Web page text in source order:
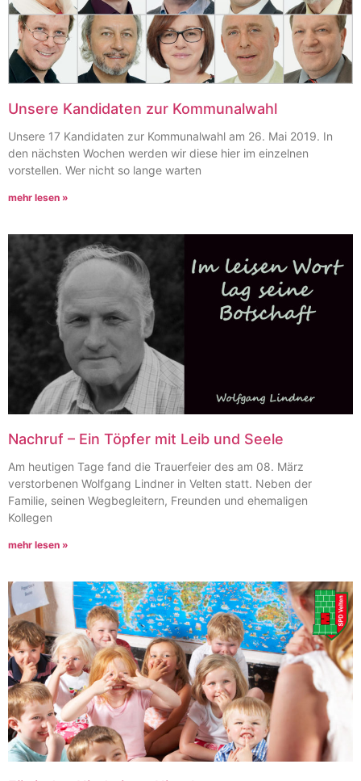
Unsere Kandidaten zur Kommunalwahl
Unsere 17 Kandidaten zur Kommunalwahl am 26. Mai 2019. In
den nächsten Wochen werden wir diese hier im einzelnen
vorstellen. Wer nicht so lange warten
mehr lesen »
Nachruf – Ein Töpfer mit Leib und Seele
Am heutigen Tage fand die Trauerfeier des am 08. März
verstorbenen Wolfgang Lindner in Velten statt. Neben der
Familie, seinen Wegbegleitern, Freunden und ehemaligen
Kollegen
mehr lesen »